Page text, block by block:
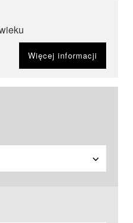
Więcej informacji